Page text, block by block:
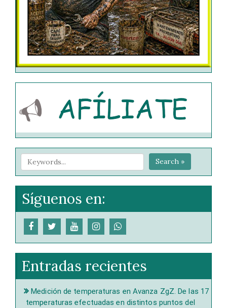
Search »
Síguenos en:
Entradas recientes
Medición de temperaturas en Avanza ZgZ. De las 17
temperaturas efectuadas en distintos puntos del